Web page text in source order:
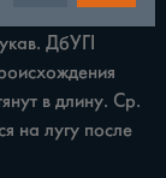
ДбУГІ
в длину. Ср.
на лугу после